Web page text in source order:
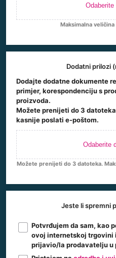
Maksimalna
Dodatni prilozi
Dodajte dodatne dokumente
primjer, korespondenciju s
proizvoda.
Možete prenijeti do 3
kasnije poslati e-poštom.
Odaberite
Možete prenijeti do 3 datoteka.
Jeste li spremni
Potvrđujem da sam, kao
ovoj internetskoj trgovini
prijavio/la prodavatelju u